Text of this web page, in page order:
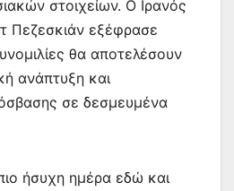
στοιχείων. Ο Ιρανός
Πεζεσκιάν εξέφρασε
θα αποτελέσουν
ανάπτυξη και
σε δεσμευμένα
ήσυχη ημέρα εδώ και